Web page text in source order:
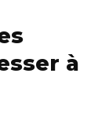
à